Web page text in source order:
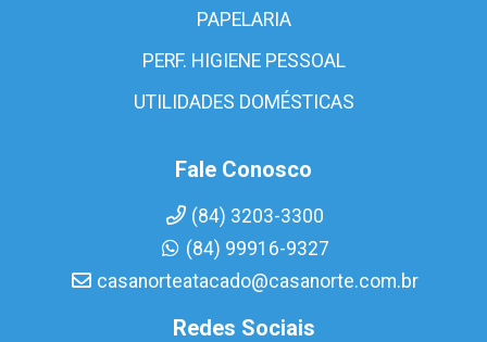
PAPELARIA
PERF. HIGIENE PESSOAL
UTILIDADES DOMÉSTICAS
Fale Conosco
(84) 3203-3300
(84) 99916-9327
casanorteatacado@casanorte.com.br
Redes Sociais